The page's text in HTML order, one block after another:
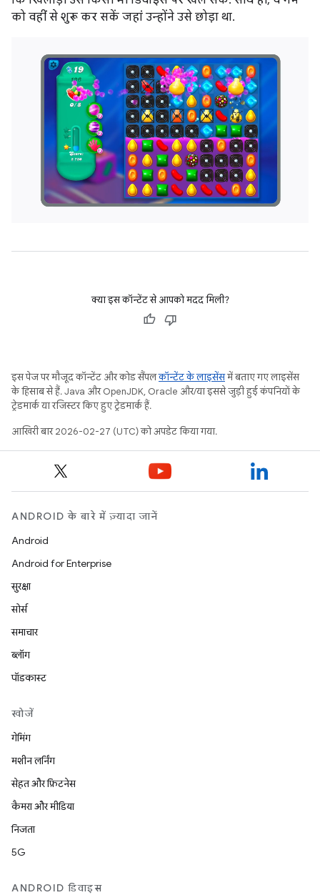
को वहीं से शुरू कर सकें जहां उन्होंने उसे छोड़ा था.
क्या इस कॉन्टेंट से आपको मदद मिली?
इस पेज पर मौजूद कॉन्टेंट और कोड सैंपलकॉन्टेंट के लाइसेंसमें बताए गए लाइसेंस
के हिसाब से हैं. Java और OpenJDK, Oracle और/या इससे जुड़ी हुई कंपनियों के
ट्रेडमार्क या रजिस्टर किए हुए ट्रेडमार्क हैं.
आखिरी बार 2026-02-27 (UTC) को अपडेट किया गया.
ANDROID के बारे में ज़्यादा जानें
Android
Android for Enterprise
सुरक्षा
सोर्स
समाचार
ब्लॉग
पॉडकास्ट
खोजें
गेमिंग
मशीन लर्निंग
सेहत और फ़िटनेस
कैमरा और मीडिया
निजता
5G
ANDROID डिवाइस